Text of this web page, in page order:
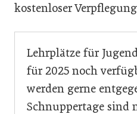
kostenloser
Lehrplätze für
für 2025 noch
werden gerne
Schnuppertage sind